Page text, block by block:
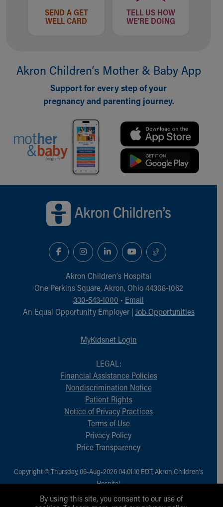
SEND A GET
WELL CARD
TELL US HOW
WE'RE DOING
Akron Children‘s Mother & Baby App
Support for every step of your
pregnancy and parenting journey.
Akron Children‘s Hospital
One Perkins Square, Akron, Ohio 44308-1062
330-543-1000 • Email
An Equal Opportunity Employer | Job Opportunities
MyKidsnet Login
LEGAL:
Financial Assistance Policies
Nondiscrimination Notice
Patient Rights
Notice of Privacy Practices
Terms of Use
Privacy Policy
Price Transparency
Copyright © Thursday, 06-Aug-2026 04:01:10 EDT, Akron Children‘s
Hospital.
All Rights Reserved.
By using this site, you consent to our use of